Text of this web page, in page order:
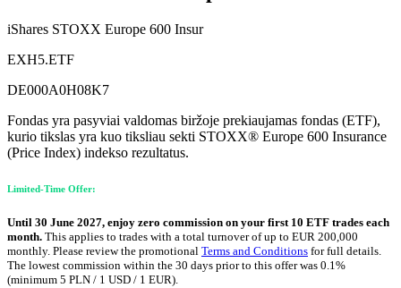
iShares STOXX Europe 600 Insur
EXH5.ETF
DE000A0H08K7
Fondas yra pasyviai valdomas biržoje prekiaujamas fondas (ETF),
kurio tikslas yra kuo tiksliau sekti STOXX® Europe 600 Insurance
(Price Index) indekso rezultatus.
Limited-Time Offer:
Until 30 June 2027, enjoy zero commission on your first 10 ETF trades each
month. This applies to trades with a total turnover of up to EUR 200,000
monthly. Please review the promotional Terms and Conditions for full details.
The lowest commission within the 30 days prior to this offer was 0.1%
(minimum 5 PLN / 1 USD / 1 EUR).